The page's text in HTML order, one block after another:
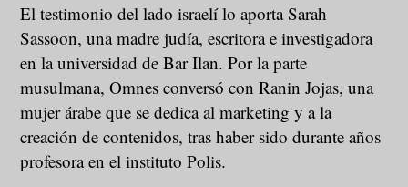
El testimonio del lado israelí lo aporta Sarah
Sassoon, una madre judía, escritora e investigadora
en la universidad de Bar Ilan. Por la parte
musulmana, Omnes conversó con Ranin Jojas, una
mujer árabe que se dedica al marketing y a la
creación de contenidos, tras haber sido durante años
profesora en el instituto Polis.